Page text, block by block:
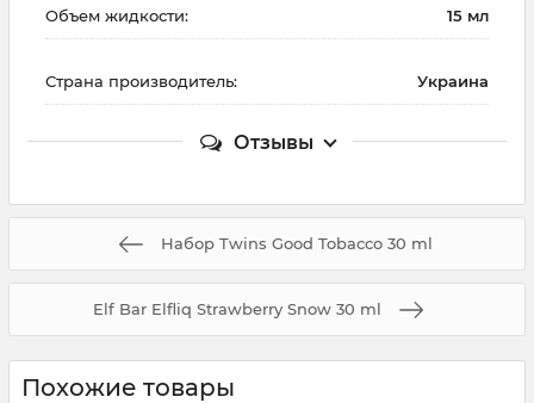
Объем жидкости: 15 мл
Страна производитель: Украина
Отзывы
Набор Twins Good Tobacco 30 ml
Elf Bar Elfliq Strawberry Snow 30 ml
Похожие товары